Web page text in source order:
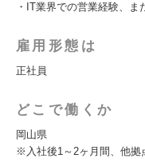
・IT業界での営業経験、ま
雇用形態は
正社員
どこで働くか
岡山県
※入社後1～2ヶ月間、他拠